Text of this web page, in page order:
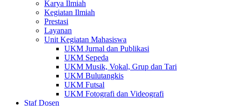
Karya Ilmiah
Kegiatan Ilmiah
Prestasi
Layanan
Unit Kegiatan Mahasiswa
UKM Jurnal dan Publikasi
UKM Sepeda
UKM Musik, Vokal, Grup dan Tari
UKM Bulutangkis
UKM Futsal
UKM Fotografi dan Videografi
Staf Dosen